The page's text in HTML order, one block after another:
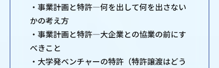
・事業計画と特許―何を出して何を出さない
かの考え方
・事業計画と特許―大企業との協業の前にす
べきこと
・大学発ベンチャーの特許（特許譲渡はどう